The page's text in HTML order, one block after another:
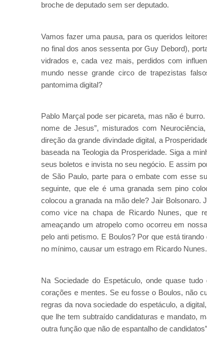
broche de deputado sem ser deputado.
Vamos fazer uma pausa, para os queridos
no final dos anos sessenta por Guy Debord),
vidrados e, cada vez mais, perdidos com
mundo nesse grande circo de trapezistas
pantomima digital?
Pablo Marçal pode ser picareta, mas não é
nome de Jesus”, misturados com
direção da grande divindade digital, a
baseada na Teologia da Prosperidade. Siga a
seus boletos e invista no seu negócio. E assim
de São Paulo, parte para o embate com esse
seguinte, que ele é uma granada sem pino
colocou a granada na mão dele? Jair Bolsonaro.
como vice na chapa de Ricardo Nunes, que
ameaçando um atropelo como ocorreu em
pelo anti petismo. E Boulos? Por que está
no mínimo, causar um estrago em Ricardo Nunes.
Na Sociedade do Espetáculo, onde quase
corações e mentes. Se eu fosse o Boulos, não
regras da nova sociedade do espetáculo, a
que lhe tem subtraído candidaturas e mandato,
outra função que não de espantalho de